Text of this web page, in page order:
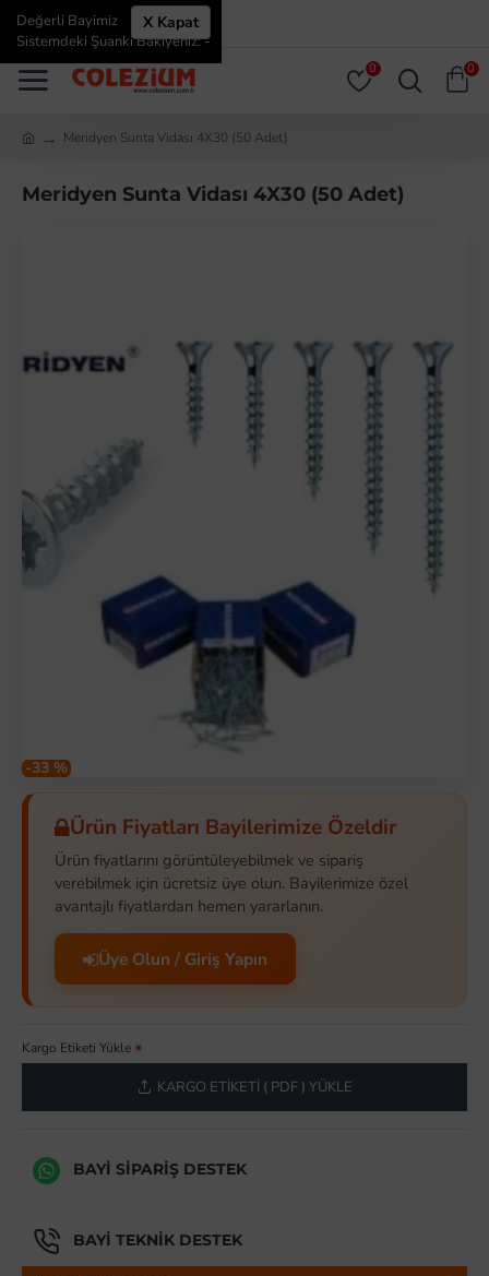
ÜYE GIRIŞI ÜYE OL
0 0
X Kapat
Değerli Bayimiz
Sistemdeki Şuanki Bakiyeniz: -
Meridyen Sunta Vidası 4X30 (50 Adet)
Meridyen Sunta Vidası 4X30 (50 Adet)
-33 %
Ürün Fiyatları Bayilerimize Özeldir
Ürün fiyatlarını görüntüleyebilmek ve sipariş
verebilmek için ücretsiz üye olun. Bayilerimize özel
avantajlı fiyatlardan hemen yararlanın.
Üye Olun / Giriş Yapın
Kargo Etiketi Yükle
KARGO ETIKETI ( PDF ) YÜKLE
BAYI SIPARIŞ DESTEK
BAYI TEKNIK DESTEK